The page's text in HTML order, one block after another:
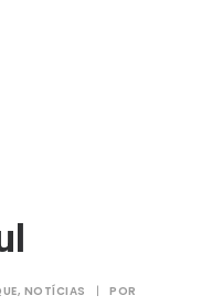
, NOTÍCIAS |
POR